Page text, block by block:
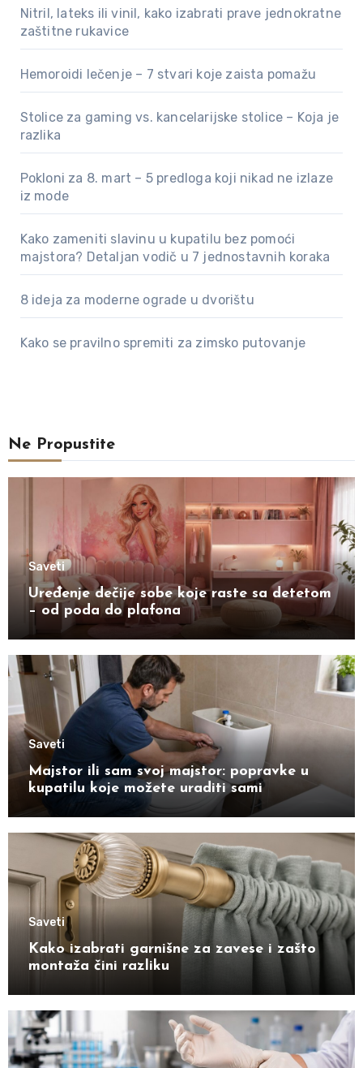
Nitril, lateks ili vinil, kako izabrati prave jednokratne
zaštitne rukavice
Hemoroidi lečenje – 7 stvari koje zaista pomažu
Stolice za gaming vs. kancelarijske stolice – Koja je
razlika
Pokloni za 8. mart – 5 predloga koji nikad ne izlaze
iz mode
Kako zameniti slavinu u kupatilu bez pomoći
majstora? Detaljan vodič u 7 jednostavnih koraka
8 ideja za moderne ograde u dvorištu
Kako se pravilno spremiti za zimsko putovanje
Ne Propustite
Saveti
Uređenje dečije sobe koje raste sa detetom
– od poda do plafona
Saveti
Majstor ili sam svoj majstor: popravke u
kupatilu koje možete uraditi sami
Saveti
Kako izabrati garnišne za zavese i zašto
montaža čini razliku